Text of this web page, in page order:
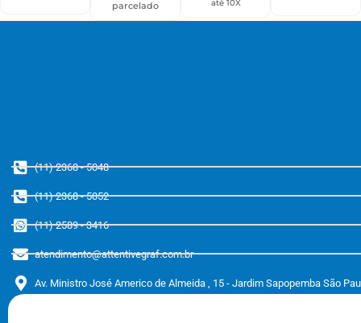
parcelado até 10X
(11) 2368 - 5048
(11) 2368 - 5052
(11) 2589 - 3416
atendimento@attentivegraf.com.br
Av. Ministro José Americo de Almeida , 15 - Jardim Sapopemba São